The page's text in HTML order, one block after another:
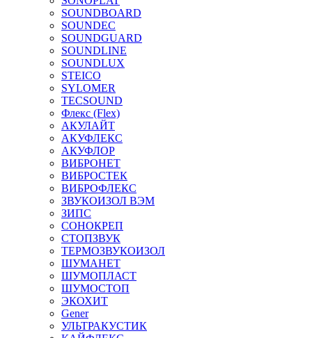
SOUNDBOARD
SOUNDEC
SOUNDGUARD
SOUNDLINE
SOUNDLUX
STEICO
SYLOMER
TECSOUND
Флекс (Flex)
АКУЛАЙТ
АКУФЛЕКС
АКУФЛОР
ВИБРОНЕТ
ВИБРОСТЕК
ВИБРОФЛЕКС
ЗВУКОИЗОЛ ВЭМ
ЗИПС
СОНОКРЕП
СТОПЗВУК
ТЕРМОЗВУКОИЗОЛ
ШУМАНЕТ
ШУМОПЛАСТ
ШУМОСТОП
ЭКОХИТ
Gener
УЛЬТРАКУСТИК